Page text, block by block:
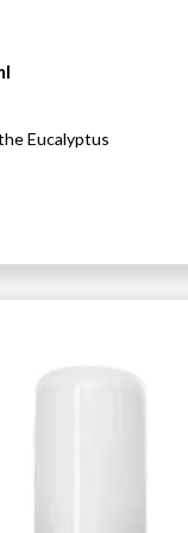
Eucalyptus